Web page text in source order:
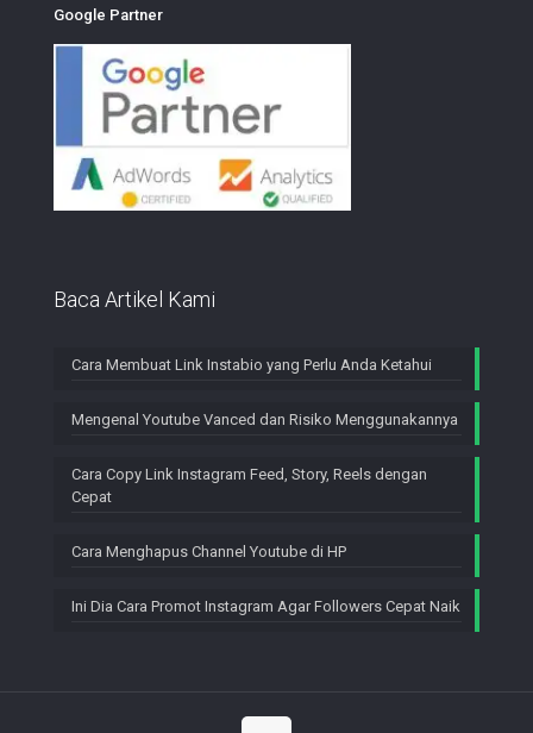
Google Partner
Baca Artikel Kami
Cara Membuat Link Instabio yang Perlu Anda Ketahui
Mengenal Youtube Vanced dan Risiko Menggunakannya
Cara Copy Link Instagram Feed, Story, Reels dengan
Cepat
Cara Menghapus Channel Youtube di HP
Ini Dia Cara Promot Instagram Agar Followers Cepat Naik